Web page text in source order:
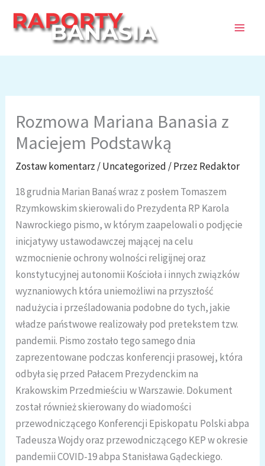
Rozmowa Mariana Banasia z
Maciejem Podstawką
Zostaw komentarz/Uncategorized/ Przez Redaktor
18 grudnia Marian Banaś wraz z posłem Tomaszem
Rzymkowskim skierowali do Prezydenta RP Karola
Nawrockiego pismo, w którym zaapelowali o podjęcie
inicjatywy ustawodawczej mającej na celu
wzmocnienie ochrony wolności religijnej oraz
konstytucyjnej autonomii Kościoła i innych związków
wyznaniowych która uniemożliwi na przyszłość
nadużycia i prześladowania podobne do tych, jakie
władze państwowe realizowały pod pretekstem tzw.
pandemii. Pismo zostało tego samego dnia
zaprezentowane podczas konferencji prasowej, która
odbyła się przed Pałacem Prezydenckim na
Krakowskim Przedmieściu w Warszawie. Dokument
został również skierowany do wiadomości
przewodniczącego Konferencji Episkopatu Polski abpa
Tadeusza Wojdy oraz przewodniczącego KEP w okresie
pandemii COVID-19 abpa Stanisława Gądeckiego.